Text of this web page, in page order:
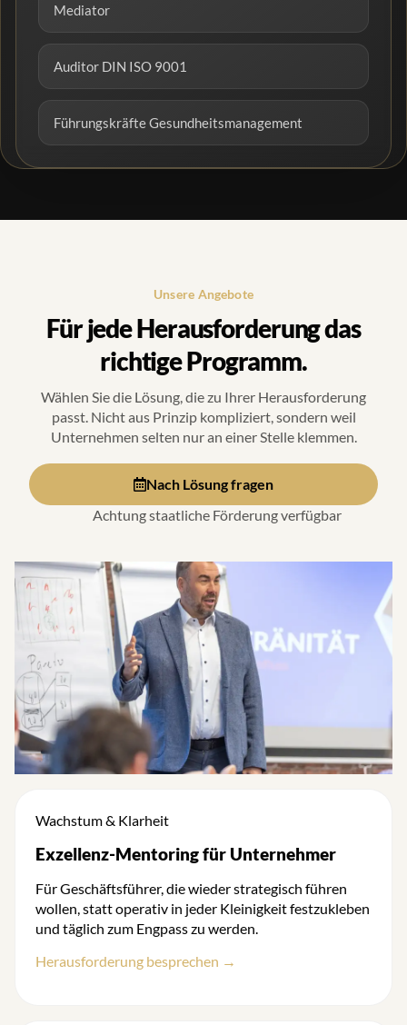
Mediator
Auditor DIN ISO 9001
Führungskräfte Gesundheitsmanagement
Unsere Angebote
Für jede Herausforderung das
richtige Programm.
Wählen Sie die Lösung, die zu Ihrer Herausforderung
passt. Nicht aus Prinzip kompliziert, sondern weil
Unternehmen selten nur an einer Stelle klemmen.
Nach Lösung fragen
Achtung staatliche Förderung verfügbar
Wachstum & Klarheit
Exzellenz-Mentoring für Unternehmer
Für Geschäftsführer, die wieder strategisch führen
wollen, statt operativ in jeder Kleinigkeit festzukleben
und täglich zum Engpass zu werden.
Herausforderung besprechen →